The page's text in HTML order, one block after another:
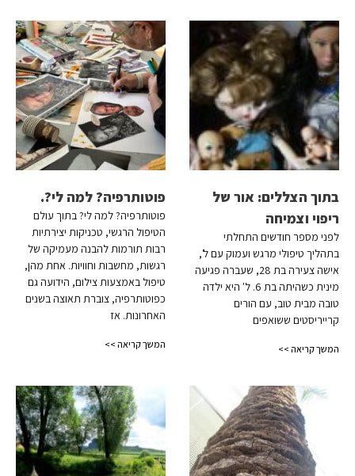
בתוך הצללים: אור של
ריפוי וצמיחה
לפני מספר חודשים התחלתי
בתהליך טיפולי מרגש ועמוק עם ל',
אישה צעירה בת 28, שעברה פגיעה
מינית כשהיתה בת 6. ל' היא ילדה
טובה מבית טוב, עם הורים
קרייריסטים ששואפים
המשך קריאה >>
פוטותרפיה? למה לי?.
פוטותרפיה? למה לי? בתוך עולם
הטיפול הרגשי, טכניקות יצירתיות
רבות תורמות להבנה מעמיקה של
רגשות, מחשבות וחוויות. אחת מהן,
טיפול באמצעות צילום, הידועה גם
כפוטותרפיה, צוברת תאוצה בשנים
האחרונות. אז
המשך קריאה >>